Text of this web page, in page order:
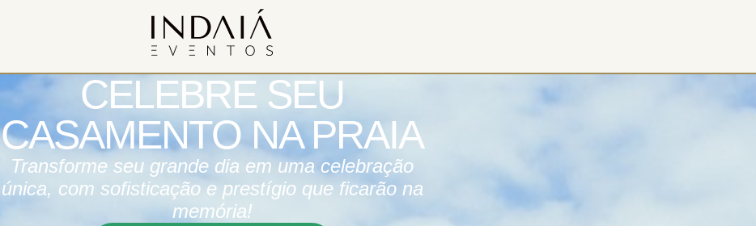
CELEBRE SEU
CASAMENTO NA PRAIA
Transforme seu grande dia em uma celebração
única, com sofisticação e prestígio que ficarão na
memória!